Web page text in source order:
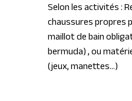
Selon les activités :
chaussures propres
maillot de bain
bermuda), ou
(jeux, manettes…)